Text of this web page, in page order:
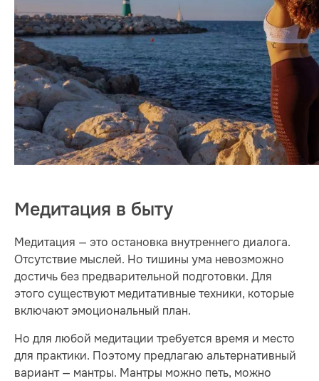
Медитация в быту
Медитация — это остановка внутреннего диалога.
Отсутствие мыслей. Но тишины ума невозможно
достичь без предварительной подготовки. Для
этого существуют медитативные техники, которые
включают эмоциональный план.
Но для любой медитации требуется время и место
для практики. Поэтому предлагаю альтернативный
вариант — мантры. Мантры можно петь, можно